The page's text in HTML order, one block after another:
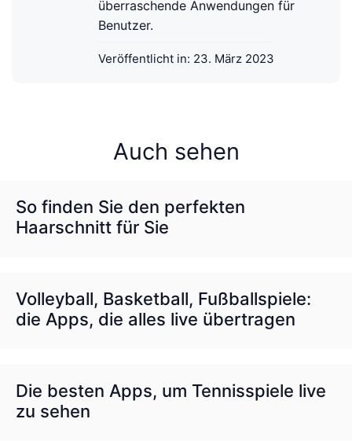
überraschende Anwendungen für
Benutzer.
Veröffentlicht in: 23. März 2023
Auch sehen
So finden Sie den perfekten
Haarschnitt für Sie
Volleyball, Basketball, Fußballspiele:
die Apps, die alles live übertragen
Die besten Apps, um Tennisspiele live
zu sehen